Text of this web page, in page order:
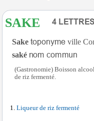
SAKE
Sake
ville
saké
(Gastronomie) Boisson
de riz fermenté.
Liqueur de riz fermenté